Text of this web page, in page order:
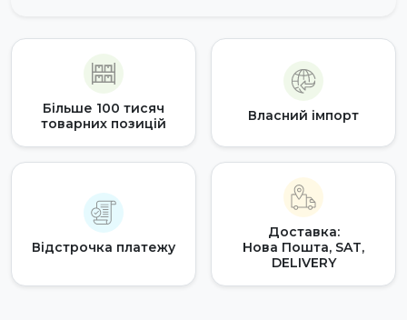
Більше 100 тисяч
товарних позицій
Власний імпорт
Відстрочка платежу
Доставка:
Нова Пошта, SAT,
DELIVERY